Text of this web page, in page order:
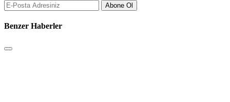
Abone Ol
Benzer Haberler